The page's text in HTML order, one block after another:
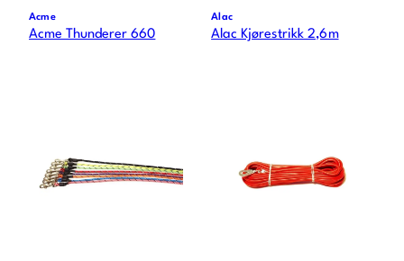
Acme
Acme Thunderer 660
Alac
Alac Kjørestrikk 2,6m